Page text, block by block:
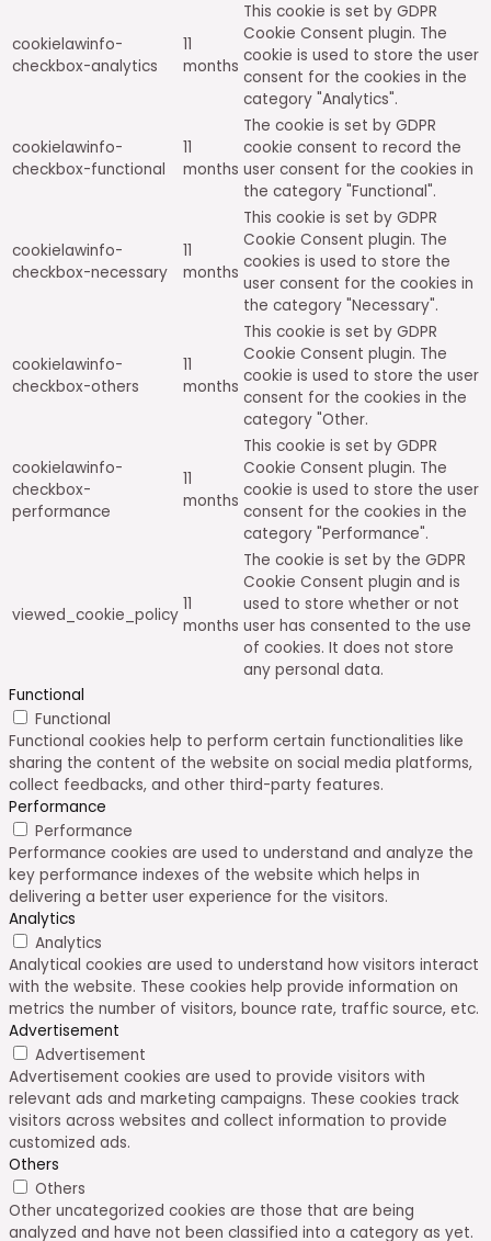
cookielawinfo-
checkbox-analytics
11
months
This cookie is set by GDPR
Cookie Consent plugin. The
cookie is used to store the user
consent for the cookies in the
category "Analytics".
cookielawinfo-
checkbox-functional
11
months
The cookie is set by GDPR
cookie consent to record the
user consent for the cookies in
the category "Functional".
cookielawinfo-
checkbox-necessary
11
months
This cookie is set by GDPR
Cookie Consent plugin. The
cookies is used to store the
user consent for the cookies in
the category "Necessary".
cookielawinfo-
checkbox-others
11
months
This cookie is set by GDPR
Cookie Consent plugin. The
cookie is used to store the user
consent for the cookies in the
category "Other.
cookielawinfo-
checkbox-
performance
11
months
This cookie is set by GDPR
Cookie Consent plugin. The
cookie is used to store the user
consent for the cookies in the
category "Performance".
viewed_cookie_policy
11
months
The cookie is set by the GDPR
Cookie Consent plugin and is
used to store whether or not
user has consented to the use
of cookies. It does not store
any personal data.
Functional
Functional
Functional cookies help to perform certain functionalities like
sharing the content of the website on social media platforms,
collect feedbacks, and other third-party features.
Performance
Performance
Performance cookies are used to understand and analyze the
key performance indexes of the website which helps in
delivering a better user experience for the visitors.
Analytics
Analytics
Analytical cookies are used to understand how visitors interact
with the website. These cookies help provide information on
metrics the number of visitors, bounce rate, traffic source, etc.
Advertisement
Advertisement
Advertisement cookies are used to provide visitors with
relevant ads and marketing campaigns. These cookies track
visitors across websites and collect information to provide
customized ads.
Others
Others
Other uncategorized cookies are those that are being
analyzed and have not been classified into a category as yet.